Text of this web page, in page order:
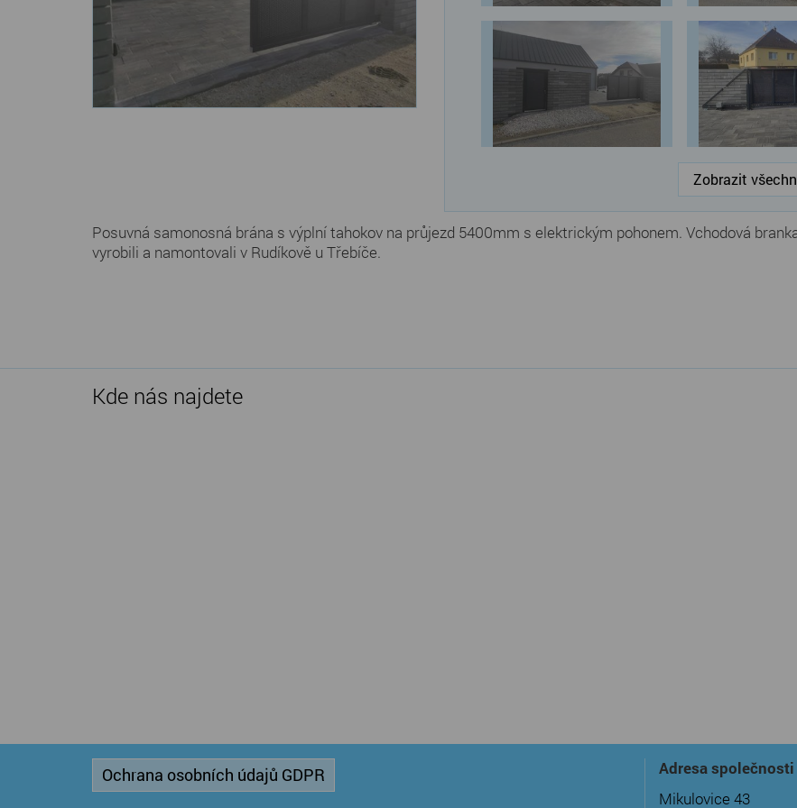
Zobrazit
Posuvná samonosná brána s výplní tahokov na průjezd 5400mm s elektrickým pohonem. Vchodová
vyrobili a namontovali v Rudíkově u Třebíče.
Kde nás najdete
Adresa společnosti
Mikulovice 43
Ochrana osobních údajů GDPR